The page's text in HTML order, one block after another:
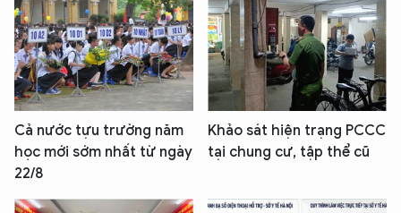
Cả nước tựu trường năm
học mới sớm nhất từ ngày
22/8
Khảo sát hiện trạng PCCC
tại chung cư, tập thể cũ